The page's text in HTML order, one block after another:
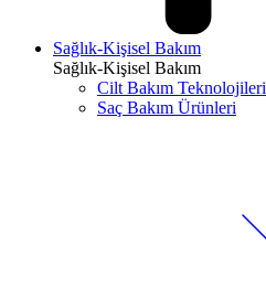
Sağlık-Kişisel Bakım
Sağlık-Kişisel Bakım
Cilt Bakım Teknolojileri
Saç Bakım Ürünleri